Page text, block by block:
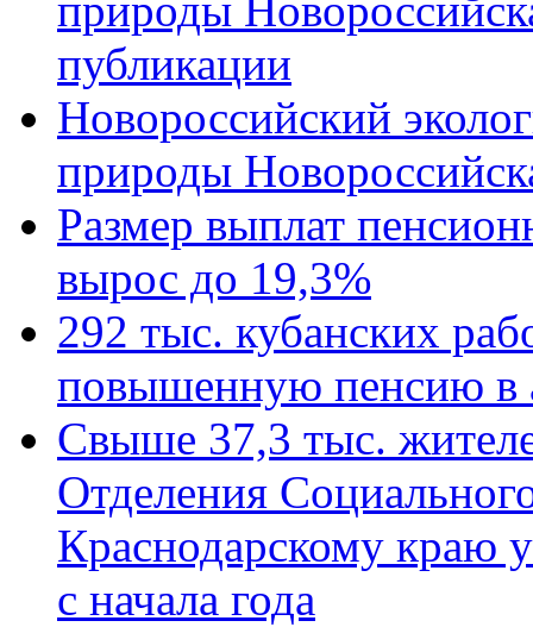
публикации
Новороссийский
природы
Размер выплат
вырос до 19,3%
292 тыс. кубанских
повышенную пенсию в
Свыше 37,3 тыс.
Отделения
Краснодарскому краю
с начала года